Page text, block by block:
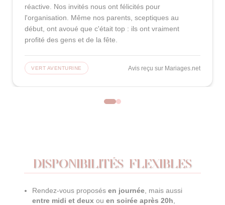
réactive. Nos invités nous ont félicités pour
l'organisation. Même nos parents, sceptiques au
début, ont avoué que c'était top : ils ont vraiment
profité des gens et de la fête.
VERT AVENTURINE Avis reçu sur Mariages.net
DISPONIBILITÉS FLEXIBLES
Rendez-vous proposés en journée , mais aussi
entre midi et deux ou en soirée après 20h